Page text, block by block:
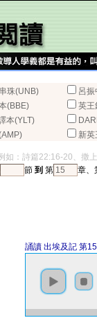
珠(UNB) 呂
(BBE) 英王
本(YLT)
新
如：詩篇22:16-20、撒
節 到 第 章、
誦讀 出埃及記 第